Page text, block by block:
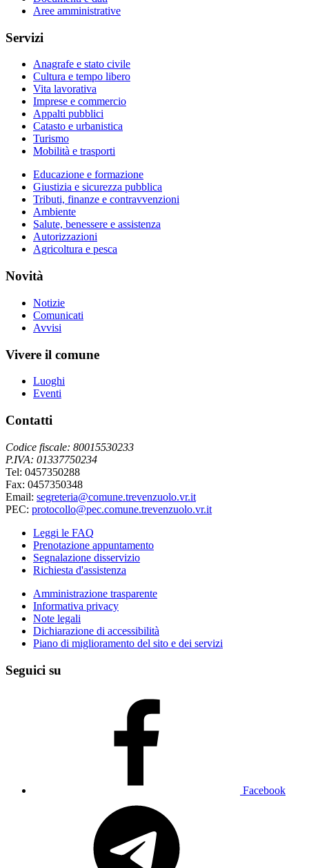
Aree amministrative
Servizi
Anagrafe e stato civile
Cultura e tempo libero
Vita lavorativa
Imprese e commercio
Appalti pubblici
Catasto e urbanistica
Turismo
Mobilità e trasporti
Educazione e formazione
Giustizia e sicurezza pubblica
Tributi, finanze e contravvenzioni
Ambiente
Salute, benessere e assistenza
Autorizzazioni
Agricoltura e pesca
Novità
Notizie
Comunicati
Avvisi
Vivere il comune
Luoghi
Eventi
Contatti
Codice fiscale: 80015530233
P.IVA: 01337750234
Tel: 0457350288
Fax: 0457350348
Email: segreteria@comune.trevenzuolo.vr.it
PEC: protocollo@pec.comune.trevenzuolo.vr.it
Leggi le FAQ
Prenotazione appuntamento
Segnalazione disservizio
Richiesta d'assistenza
Amministrazione trasparente
Informativa privacy
Note legali
Dichiarazione di accessibilità
Piano di miglioramento del sito e dei servizi
Seguici su
Facebook